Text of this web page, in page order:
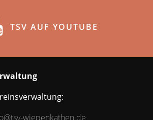
TSV AUF YOUTUBE
wiepenkathen.de